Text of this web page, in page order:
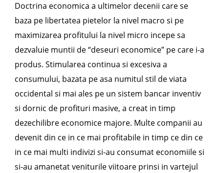
Doctrina economica a ultimelor decenii care se
baza pe libertatea pietelor la nivel macro si pe
maximizarea profitului la nivel micro incepe sa
dezvaluie muntii de “deseuri economice” pe care i-a
produs. Stimularea continua si excesiva a
consumului, bazata pe asa numitul stil de viata
occidental si mai ales pe un sistem bancar inventiv
si dornic de profituri masive, a creat in timp
dezechilibre economice majore. Multe companii au
devenit din ce in ce mai profitabile in timp ce din ce
in ce mai multi indivizi si-au consumat economiile si
si-au amanetat veniturile viitoare prinsi in vartejul